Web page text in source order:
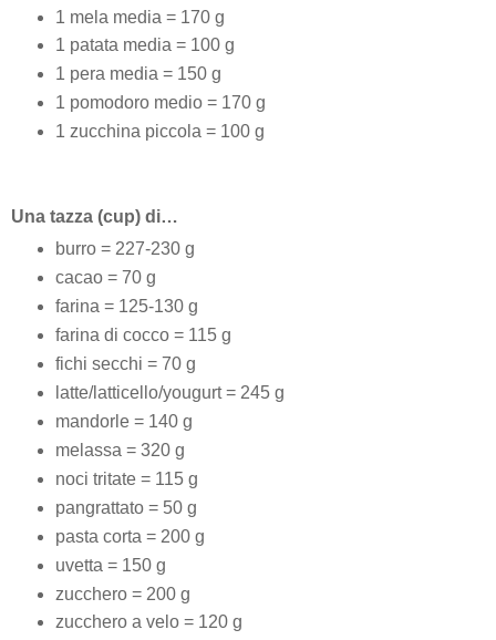
1 mela media = 170 g
1 patata media = 100 g
1 pera media = 150 g
1 pomodoro medio = 170 g
1 zucchina piccola = 100 g
Una tazza (cup) di…
burro = 227-230 g
cacao = 70 g
farina = 125-130 g
farina di cocco = 115 g
fichi secchi = 70 g
latte/latticello/yougurt = 245 g
mandorle = 140 g
melassa = 320 g
noci tritate = 115 g
pangrattato = 50 g
pasta corta = 200 g
uvetta = 150 g
zucchero = 200 g
zucchero a velo = 120 g